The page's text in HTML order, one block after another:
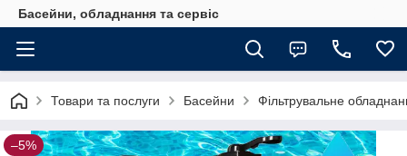
Басейни, обладнання та сервіс
Товари та послуги Басейни Фільтрувальне
–5%